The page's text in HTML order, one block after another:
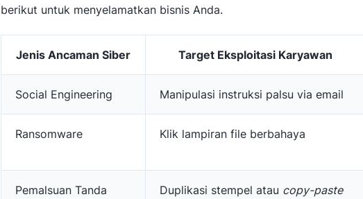
berikut untuk menyelamatkan bisnis Anda.
Jenis Ancaman Siber Target Eksploitasi Karyawan
Social Engineering Manipulasi instruksi palsu via email
Ransomware Klik lampiran file berbahaya
Pemalsuan Tanda
Duplikasi stempel atau copy-paste